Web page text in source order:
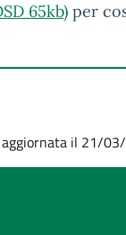
65kb) per
aggiornata il 21/